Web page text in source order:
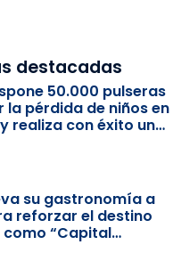
destacadas
50.000 pulseras
la pérdida de niños en
realiza con éxito un
socorrismo
su gastronomía a
reforzar el destino
“Capital